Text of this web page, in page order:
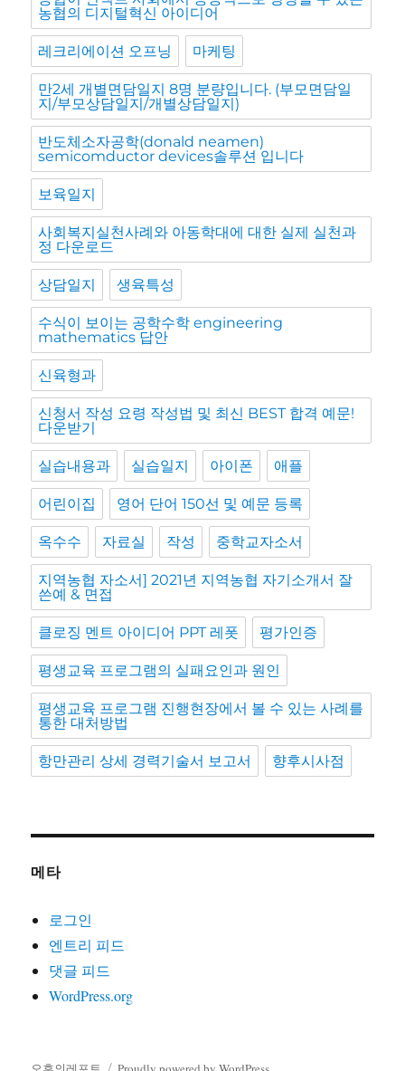
농협의 디지털혁신 아이디어
레크리에이션 오프닝 마케팅
만2세 개별면담일지 8명 분량입니다. (부모면담일
지/부모상담일지/개별상담일지)
반도체소자공학(donald neamen)
semicomductor devices솔루션 입니다
보육일지
사회복지실천사례와 아동학대에 대한 실제 실천과
정 다운로드
상담일지 생육특성
수식이 보이는 공학수학 engineering
mathematics 답안
신육형과
신청서 작성 요령 작성법 및 최신 BEST 합격 예문!
다운받기
실습내용과 실습일지 아이폰 애플
어린이집 영어 단어 150선 및 예문 등록
옥수수 자료실 작성 중학교자소서
지역농협 자소서] 2021년 지역농협 자기소개서 잘
쓴예 & 면접
클로징 멘트 아이디어 PPT 레폿 평가인증
평생교육 프로그램의 실패요인과 원인
평생교육 프로그램 진행현장에서 볼 수 있는 사례를
통한 대처방법
항만관리 상세 경력기술서 보고서 향후시사점
메타
로그인
엔트리 피드
댓글 피드
WordPress.org